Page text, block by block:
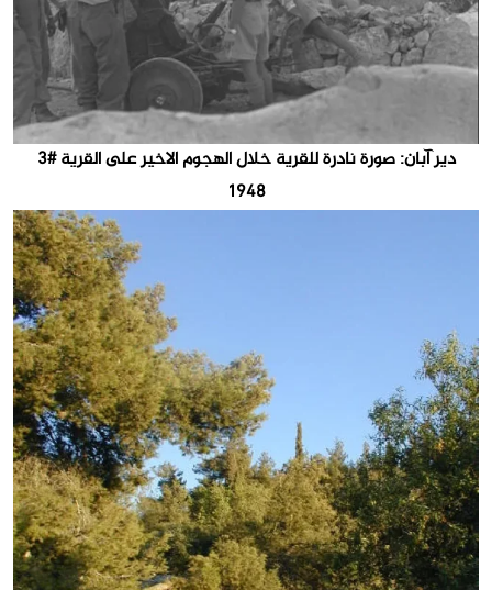
دير آبان: صورة نادرة للقرية خلال الهجوم الاخير على القرية #3
1948